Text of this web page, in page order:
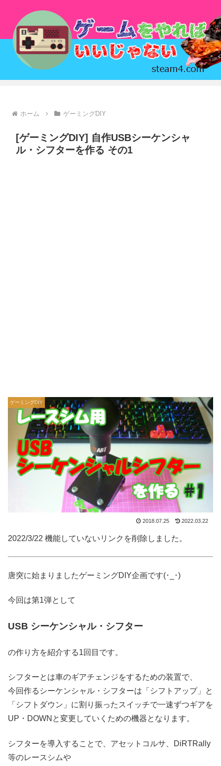
ホーム ゲーミングDIY
[ゲーミングDIY] 自作USBシーケンシャ
ル・シフターを作る その1
ゲーミングDIY
2018.07.25 2022.03.22
2022/3/22 機能していないリンクを削除しました。
唐突に始まりましたゲーミングDIY企画です(･_･)
今回は第1弾として
USB シーケンシャル・シフター
の作り方を紹介する1回目です。
シフターとは車のギアチェンジをするための装置で、
今回作るシーケンシャル・シフターは「シフトアップ」と
「シフトダウン」に割り振ったスイッチで一速ずつギアを
UP・DOWNと変更していくための機器となります。
シフターを導入することで、アセットコルサ、DiRTRally
等のレースシムや